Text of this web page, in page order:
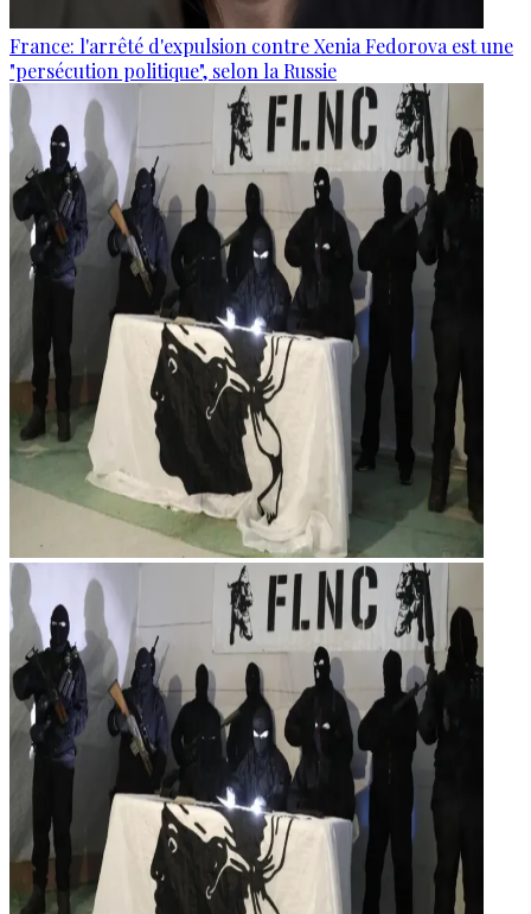
France: l'arrêté d'expulsion contre Xenia Fedorova est une
"persécution politique", selon la Russie